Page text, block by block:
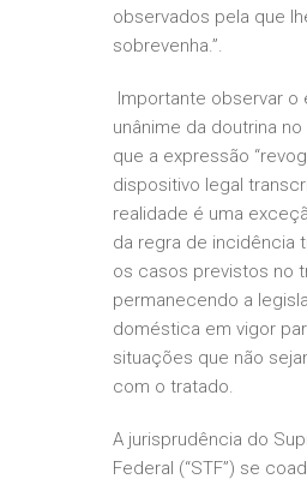
observados pela que
sobrevenha.”.
Importante observar o
unânime da doutrina
que a expressão
dispositivo legal
realidade é uma
da regra de incidência
os casos previstos no
permanecendo a
doméstica em vigor
situações que não
com o tratado.
A jurisprudência do
Federal (“STF”) se